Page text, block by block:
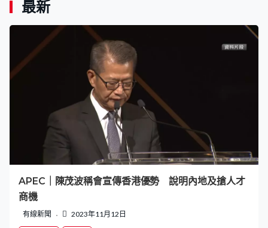
最新
APEC｜陳茂波稱會宣傳香港優勢 說明內地及搶人才
商機
有線新聞 2023年11月12日